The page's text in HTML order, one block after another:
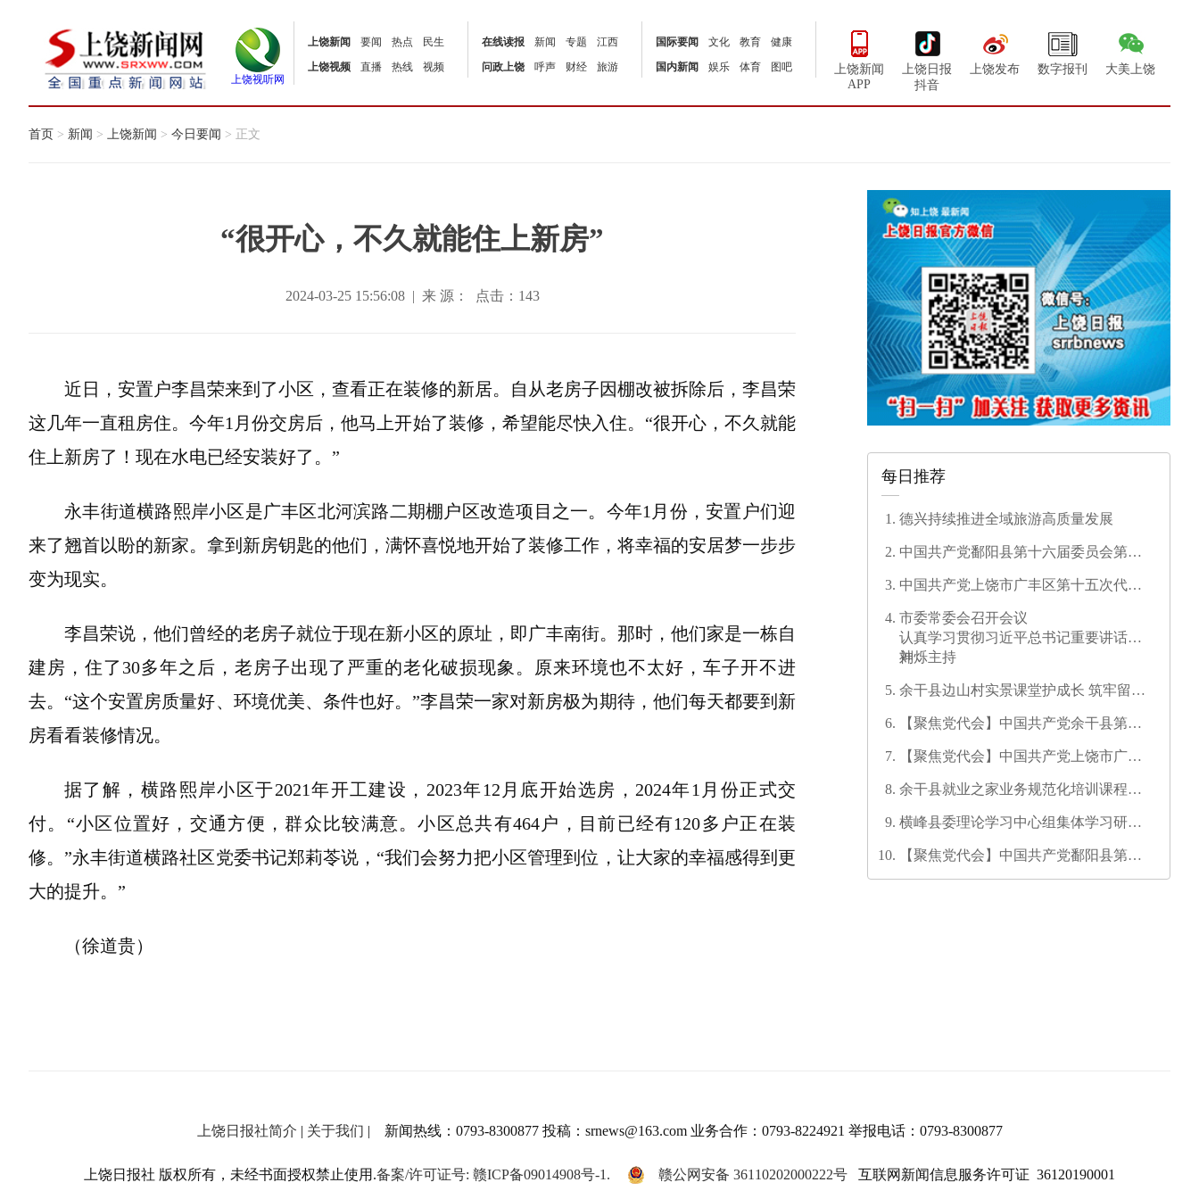
上饶视听网
上饶新闻 要闻 热点
民生
上饶视频
直播 热线 视频
在线读报 新闻 专题
江西
问政上饶
呼声 财经 旅游
国际要闻 文化 教育
健康
国内新闻
娱乐 体育 图吧
上饶新闻
APP
上饶日报
抖音
上饶发布 数字报刊 大美上饶
首页 > 新闻 > 上饶新闻 > 今日要闻 > 正文
“很开心，不久就能住上新房”
2024-03-25 15:56:08 | 来 源： 点击： 143
近日，安置户李昌荣来到了小区，查看正在装修的新居。自从老房子因棚改被拆除后，李昌荣
这几年一直租房住。今年1月份交房后，他马上开始了装修，希望能尽快入住。“很开心，不久就能
住上新房了！现在水电已经安装好了。”
永丰街道横路熙岸小区是广丰区北河滨路二期棚户区改造项目之一。今年1月份，安置户们迎
来了翘首以盼的新家。拿到新房钥匙的他们，满怀喜悦地开始了装修工作，将幸福的安居梦一步步
变为现实。
李昌荣说，他们曾经的老房子就位于现在新小区的原址，即广丰南街。那时，他们家是一栋自
建房，住了30多年之后，老房子出现了严重的老化破损现象。原来环境也不太好，车子开不进
去。“这个安置房质量好、环境优美、条件也好。”李昌荣一家对新房极为期待，他们每天都要到新
房看看装修情况。
据了解，横路熙岸小区于2021年开工建设，2023年12月底开始选房，2024年1月份正式交
付。“小区位置好，交通方便，群众比较满意。小区总共有464户，目前已经有120多户正在装
修。”永丰街道横路社区党委书记郑莉苓说，“我们会努力把小区管理到位，让大家的幸福感得到更
大的提升。”
（徐道贵）
每日推荐
德兴持续推进全域旅游高质量发展
中国共产党鄱阳县第十六届委员会第一
中国共产党上饶市广丰区第十五次代表
市委常委会召开会议
认真学习贯彻习近平总书记重要讲话精
神
刘烁主持
余干县边山村实景课堂护成长 筑牢留守
【聚焦党代会】中国共产党余干县第十
【聚焦党代会】中国共产党上饶市广信
余干县就业之家业务规范化培训课程开
横峰县委理论学习中心组集体学习研讨
【聚焦党代会】中国共产党鄱阳县第十
上饶日报社简介 | 关于我们 | 新闻热线：0793-8300877 投稿：srnews@163.com 业务合作：0793-8224921 举报电话：0793-8300877
上饶日报社 版权所有，未经书面授权禁止使用.备案/许可证号: 赣ICP备09014908号-1. 赣公网安备 36110202000222号 互联网新闻信息服务许可证 36120190001